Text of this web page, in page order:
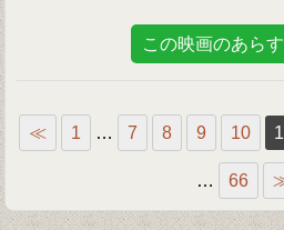
この映画のあら
≪ 1 … 7 8 9 10
… 66